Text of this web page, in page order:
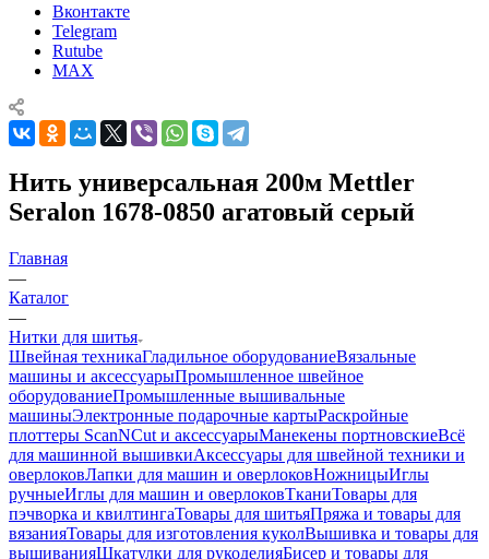
Вконтакте
Telegram
Rutube
MAX
Нить универсальная 200м Mettler
Seralon 1678-0850 агатовый серый
Главная
—
Каталог
—
Нитки для шитья
Швейная техникаГладильное оборудованиеВязальные
машины и аксессуарыПромышленное швейное
оборудованиеПромышленные вышивальные
машиныЭлектронные подарочные картыРаскройные
плоттеры ScanNCut и аксессуарыМанекены портновскиеВсё
для машинной вышивкиАксессуары для швейной техники и
оверлоковЛапки для машин и оверлоковНожницыИглы
ручныеИглы для машин и оверлоковТканиТовары для
пэчворка и квилтингаТовары для шитьяПряжа и товары для
вязанияТовары для изготовления куколВышивка и товары для
вышиванияШкатулки для рукоделияБисер и товары для